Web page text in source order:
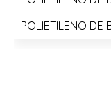
POLIETILENO DE